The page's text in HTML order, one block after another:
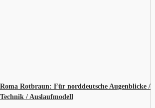
Rotbraun: Für norddeutsche Augenblicke /
/ Auslaufmodell